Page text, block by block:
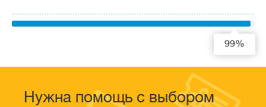
99%
Нужна помощь с выбором